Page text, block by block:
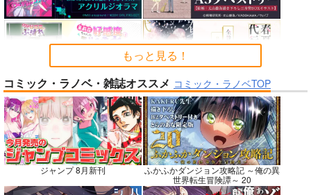
サンプル
カート
サンプル
カート
サンプル
再販希望
No.7 No.7 No.9
もっと見る！
コミック・ラノベ・雑誌オススメ コミック・ラノベTOP
ジャンプ 8月新刊
ふかふかダンジョン攻略記 ～俺の異
世界転生冒険譚～ 20